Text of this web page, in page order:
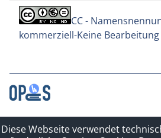
CC -
kommerziell-Keine Bearbeitung
Kontakt
Impressum
Diese Webseite verwendet